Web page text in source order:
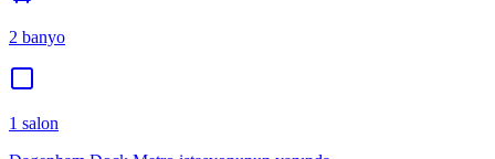
2 banyo
1 salon